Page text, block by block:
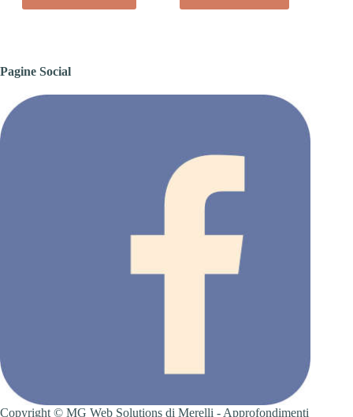
Pagine Social
Copyright © MG Web Solutions di Merelli - Approfondimenti